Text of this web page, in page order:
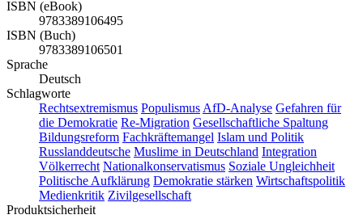
ISBN (eBook)
9783389106495
ISBN (Buch)
9783389106501
Sprache
Deutsch
Schlagworte
Rechtsextremismus Populismus AfD-Analyse Gefahren für
die Demokratie Re-Migration Gesellschaftliche Spaltung
Bildungsreform Fachkräftemangel Islam und Politik
Russlanddeutsche Muslime in Deutschland Integration
Völkerrecht Nationalkonservatismus Soziale Ungleichheit
Politische Aufklärung Demokratie stärken Wirtschaftspolitik
Medienkritik Zivilgesellschaft
Produktsicherheit